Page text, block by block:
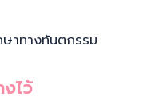
าทางทันตกรรม
ไว้